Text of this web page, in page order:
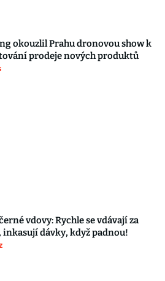
okouzlil Prahu dronovou show k
prodeje nových produktů
vdovy: Rychle se vdávají za
inkasují dávky, když padnou!